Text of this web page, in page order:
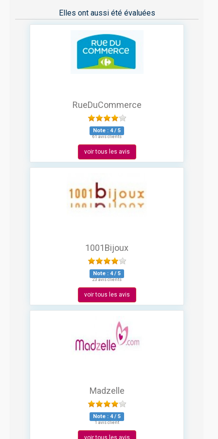
Elles ont aussi été évaluées
RueDuCommerce
Note : 4/ 5
61 avis clients
voir tous les avis
1001Bijoux
Note : 4/ 5
23 avis clients
voir tous les avis
Madzelle
Note : 4/ 5
1 avis client
voir tous les avis